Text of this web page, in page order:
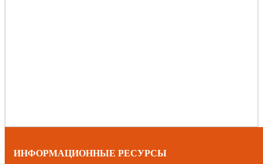
ИНФОРМАЦИОННЫЕ РЕСУРСЫ